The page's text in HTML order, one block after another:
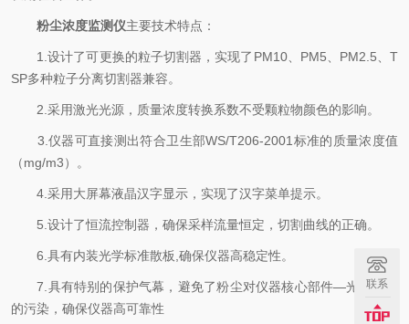
粉尘浓度监测仪主要技术特点：
1.设计了可更换的粒子切割器，实现了PM10、PM5、PM2.5、T
SP多种粒子分离切割器兼容。
2.采用激光光源，质量浓度转换系数不受颗粒物颜色的影响。
3.仪器可直接测出符合卫生部WS/T206-2001标准的质量浓度值
（mg/m3）。
4.采用大屏幕液晶汉字显示，实现了汉字菜单提示。
5.设计了恒流控制器，确保采样流量恒定，切割曲线的正确。
6.具有内装光学标准散板,确保仪器高稳定性。
7.具有特别的保护气幕，避免了粉尘对仪器核心部件—光学系统
的污染，确保仪器高可靠性
联系